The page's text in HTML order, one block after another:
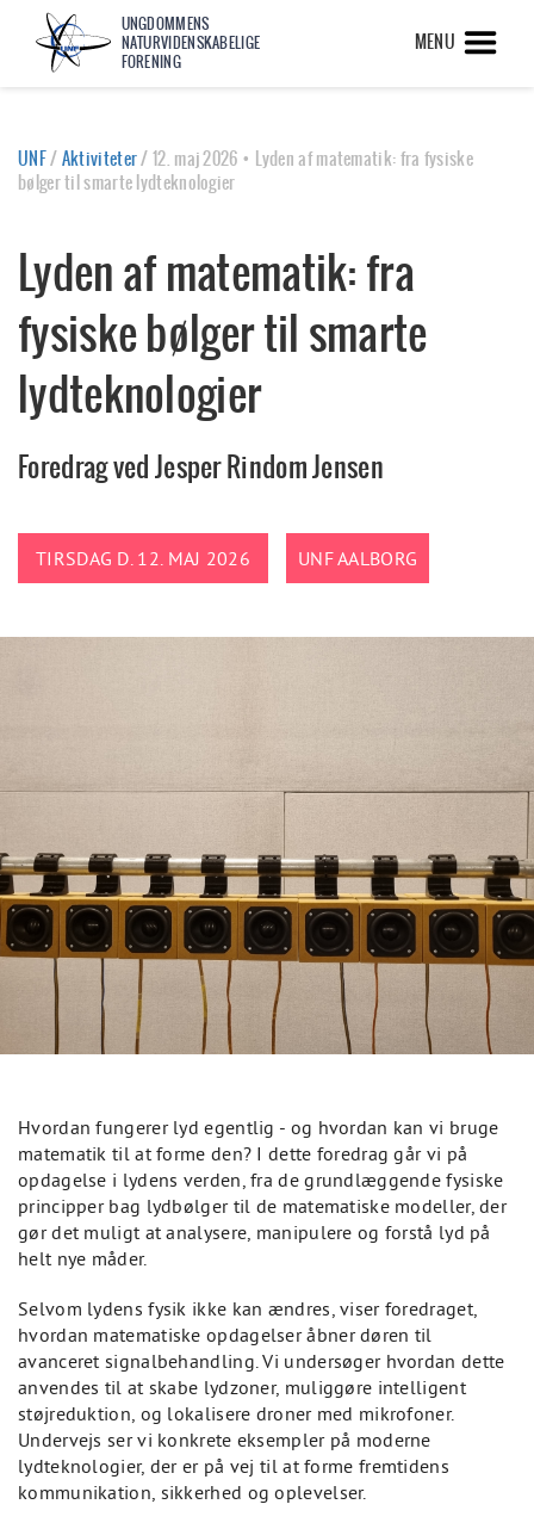
UNGDOMMENS
NATURVIDENSKABELIGE
FORENING
MENU
UNF/Aktiviteter/12. maj 2026 • Lyden af matematik: fra fysiske
bølger til smarte lydteknologier
Lyden af matematik: fra
fysiske bølger til smarte
lydteknologier
Foredrag ved Jesper Rindom Jensen
TIRSDAG D. 12. MAJ 2026 UNF AALBORG
Hvordan fungerer lyd egentlig - og hvordan kan vi bruge
matematik til at forme den? I dette foredrag går vi på
opdagelse i lydens verden, fra de grundlæggende fysiske
principper bag lydbølger til de matematiske modeller, der
gør det muligt at analysere, manipulere og forstå lyd på
helt nye måder.
Selvom lydens fysik ikke kan ændres, viser foredraget,
hvordan matematiske opdagelser åbner døren til
avanceret signalbehandling. Vi undersøger hvordan dette
anvendes til at skabe lydzoner, muliggøre intelligent
støjreduktion, og lokalisere droner med mikrofoner.
Undervejs ser vi konkrete eksempler på moderne
lydteknologier, der er på vej til at forme fremtidens
kommunikation, sikkerhed og oplevelser.